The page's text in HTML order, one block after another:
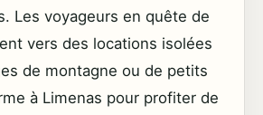
Les voyageurs en quête de
vers des locations isolées
de montagne ou de petits
à Limenas pour profiter de